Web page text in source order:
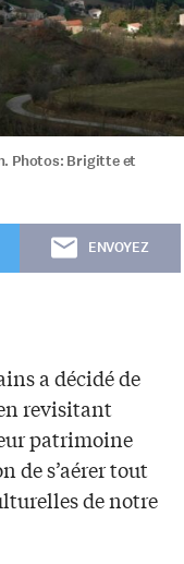
Photos: Brigitte et
ENVOYEZ
a décidé de
revisitant
patrimoine
de s’aérer tout
de notre